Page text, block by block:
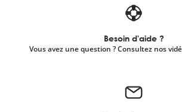
Besoin d'aide ?
Vous avez une question ? Consultez nos